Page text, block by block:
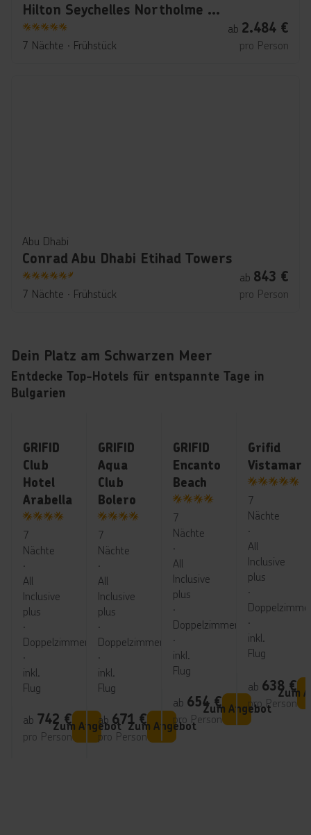
Hilton Seychelles Northolme Resort & Spa
5
7 Nächte ∙ Frühstück
ab 2.484 €
pro Person
Abu Dhabi
Conrad Abu Dhabi Etihad Towers
5.5
7 Nächte ∙ Frühstück
ab 843 €
pro Person
Dein Platz am Schwarzen Meer
Entdecke Top-Hotels für entspannte Tage in
Bulgarien
GRIFID
Club
Hotel
Arabella
4
7
Nächte
∙
All
Inclusive
plus
∙
Doppelzimmer
∙
inkl.
Flug
ab 742 €
pro Person
Zum Angebot
GRIFID
Aqua
Club
Bolero
4
7
Nächte
∙
All
Inclusive
plus
∙
Doppelzimmer
∙
inkl.
Flug
ab 671 €
pro Person
Zum Angebot
GRIFID
Encanto
Beach
4
7
Nächte
∙
All
Inclusive
plus
∙
Doppelzimmer
∙
inkl.
Flug
ab 654 €
pro Person
Zum Angebot
Grifid
Vistamar
5
7
Nächte
∙
All
Inclusive
plus
∙
∙
inkl.
Flug
ab 638 €
pro Person
Zum